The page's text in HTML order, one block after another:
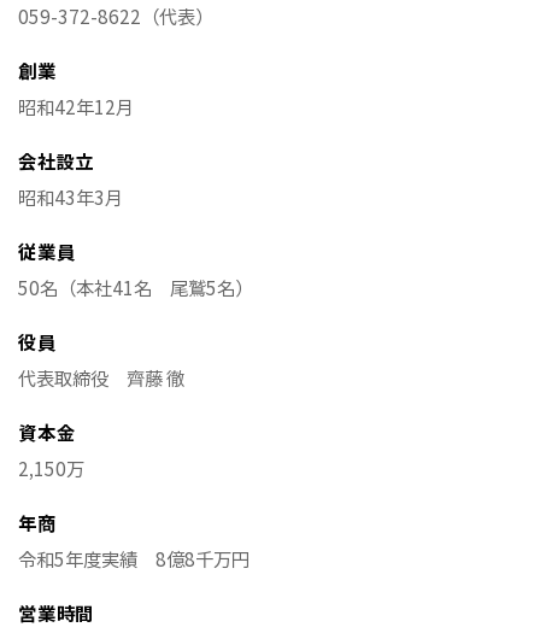
059-372-8622（代表）
創業
昭和42年12月
会社設立
昭和43年3月
従業員
50名（本社41名 尾鷲5名）
役員
代表取締役 齊藤 徹
資本金
2,150万
年商
令和5年度実績 8億8千万円
営業時間